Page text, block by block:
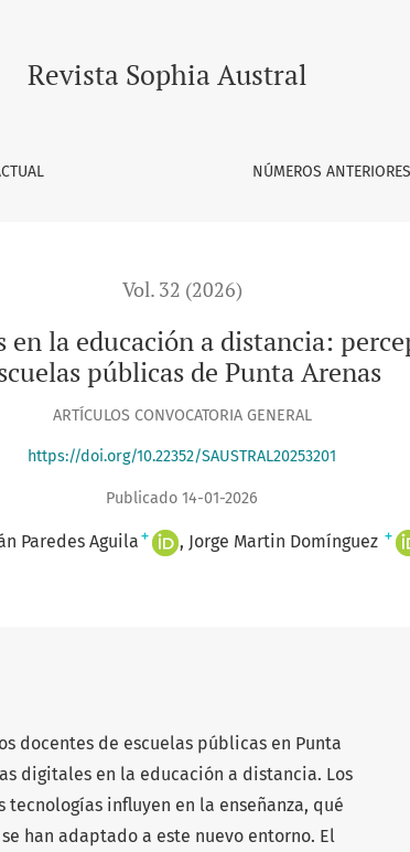
percepciones y vivencias docentes en
Revista Sophia Austral
NÚMEROS ANTERIORES
Vol. 32 (2026)
la educación a distancia:
públicas de Punta Arenas
ARTÍCULOS CONVOCATORIA GENERAL
https://doi.org/10.22352/SAUSTRAL20253201
Publicado 14-01-2026
Paredes Aguila + Jorge Martin Domínguez +
docentes de escuelas públicas en Punta
digitales en la educación a distancia. Los
influyen en la enseñanza, qué
han adaptado a este nuevo entorno. El